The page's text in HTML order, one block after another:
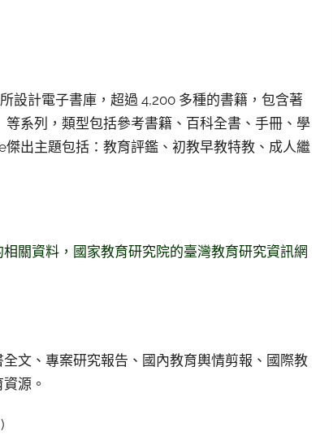
設計電子書庫，超過 4,200 多種的書籍，包含著
系列，類型包括參考書籍、百科全書、手冊、學
出主題包括：教育評鑑、初教早教特教、成人繼
關資料，國家教育研究院的臺灣教育研究資訊網
文、專案研究報告、國內教育輿情剪報、國際教
源。